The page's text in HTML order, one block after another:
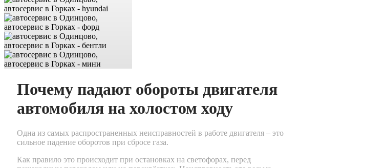
Почему падают обороты двигателя
автомобиля на холостом ходу
Одна из самых распространенных неисправностей в работе двигателя – это
сильное падение оборотов при сбросе газа.
Как правило это происходит при остановках на светофорах, перед